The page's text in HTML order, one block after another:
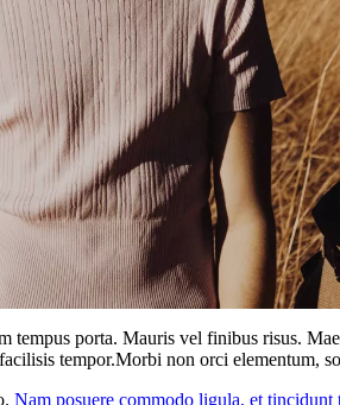
tempus porta. Mauris vel finibus risus.
tempor.Morbi non orci elementum,
Nam posuere commodo ligula, et tincidunt